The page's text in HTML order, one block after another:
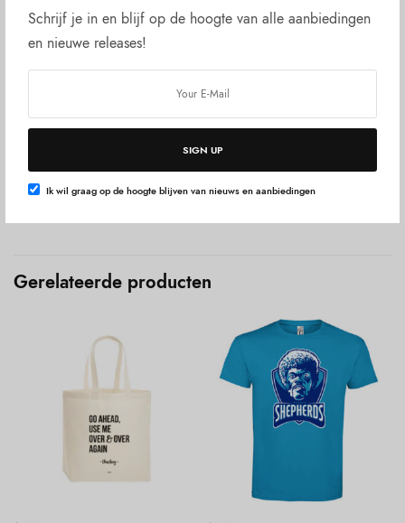
Schrijf je in en blijf op de hoogte van alle aanbiedingen
en nieuwe releases!
SIGN UP
Ik wil graag op de hoogte blijven van nieuws en aanbiedingen
Aanvullende informatie
Beoordelingen (0)
100% katoen. 100% fair wear. Regular fit.190 grams T-shirt
Voor de afmeting per maat, selecteer eerst de maat en klik
L x B cm. Breedte is van oksel tot oksel, en lengte is van de
boord tot onderzijde.
Gerelateerde producten